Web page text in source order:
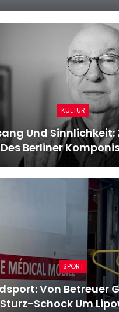
KULTUR
Und Sinnlichkeit:
Des Berliner
SPORT
Von Betreuer
Sturz-Schock Um